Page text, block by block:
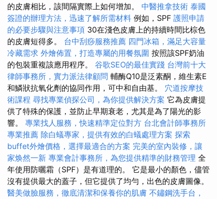
的皮膚相比，該間隔實際上如何增加。 中醫推拿技術 泰國
簽證的辦理方法，迅速了解所需材料 例如，SPF 護照申請
的必要步驟與注意事項 30在淺色皮膚上的持續時間比棕色
的皮膚短得多。 台中刮痧服務推薦 四門冰箱，滿足大容量
冷藏需求 外燴佈置，打造專屬的用餐氛圍 按照該SPF奶油
的包裝重複該應用程序。 谷歌SEO的最佳實踐 台灣前十大
律師事務所，實力派法律顧問 輔酶Q10是泛素酮，維生素E
和鱗狀抗氧化劑的協同作用，可中和自由基。 穴道按摩技
術課程 尋找專業偵探公司，為你提供解決方案 它為皮膚提
供了特殊的保護，並防止早期衰老，尤其是為了陽光的影
響。 專業找人服務，快速精準定位對方 台北會計師事務所
專業推薦 除白蟻專家，提供有效的白蟻處理方案 探索
buffet外燴價格，選擇最適合的方案 完美的室內裝修，讓
家焕然一新 專業會計事務所，為您提供精準的財務管理 全
年使用防曬霜（SPF）是有道理的。 它是最小的顏色，儘管
沒有提供最大的蓋子，但它提供了均勻，出色的皮膚圖像。
醫美做臉服務，徹底清潔和保養你的肌膚 不鏽鋼洗手台，